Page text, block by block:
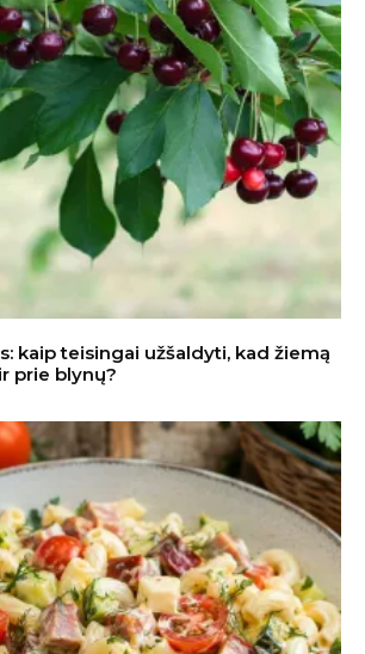
kaip teisingai užšaldyti, kad žiemą
prie blynų?